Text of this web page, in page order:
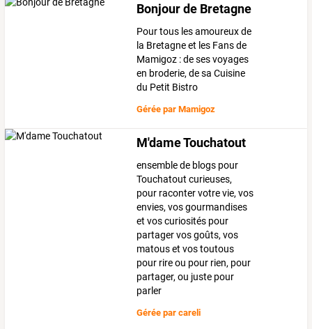
Bonjour de Bretagne
Pour tous les amoureux de
la Bretagne et les Fans de
Mamigoz : de ses voyages
en broderie, de sa Cuisine
du Petit Bistro
Gérée parMamigoz
M'dame Touchatout
ensemble de blogs pour
Touchatout curieuses,
pour raconter votre vie, vos
envies, vos gourmandises
et vos curiosités pour
partager vos goûts, vos
matous et vos toutous
pour rire ou pour rien, pour
partager, ou juste pour
parler
Gérée parcareli